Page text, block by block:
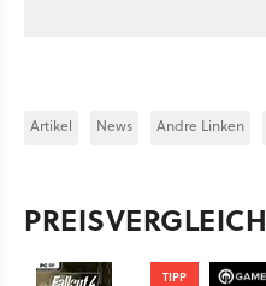
Artikel News Andre Linken
PREISVERGLEICH
TIPP